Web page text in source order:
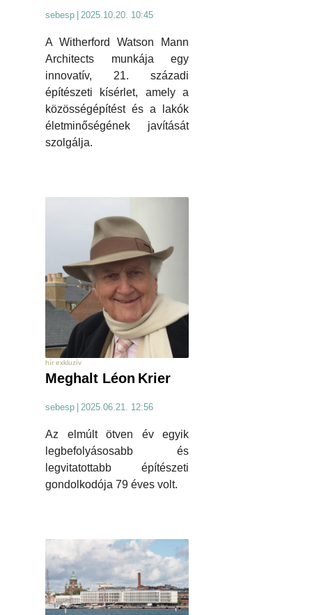
sebesp 2025.10.20. 10:45
A Witherford Watson Mann
Architects munkája egy
innovatív, 21. századi
építészeti kísérlet, amely a
közösségépítést és a lakók
életminőségének javítását
szolgálja.
hír exkluzív
Meghalt Léon Krier
sebesp 2025.06.21. 12:56
Az elmúlt ötven év egyik
legbefolyásosabb és
legvitatottabb építészeti
gondolkodója 79 éves volt.